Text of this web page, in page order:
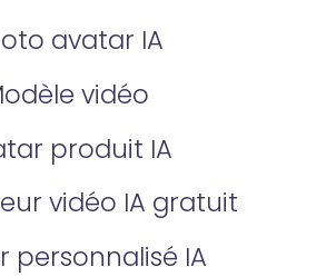
avatar IA
vidéo
produit IA
vidéo IA gratuit
personnalisé IA